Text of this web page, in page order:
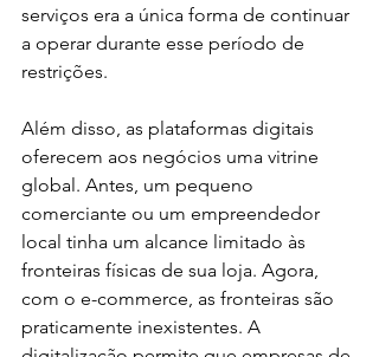
serviços era a única forma de continuar
a operar durante esse período de
restrições.
Além disso, as plataformas digitais
oferecem aos negócios uma vitrine
global. Antes, um pequeno
comerciante ou um empreendedor
local tinha um alcance limitado às
fronteiras físicas de sua loja. Agora,
com o e-commerce, as fronteiras são
praticamente inexistentes. A